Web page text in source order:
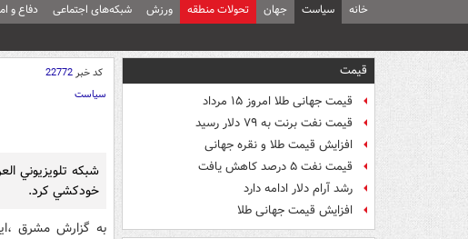
خانه سیاست جهان تحولات منطقه ورزش شبکه‌های اجتماعی دفاع و
قیمت
قیمت جهانی طلا امروز ۱۵ مرداد
قیمت نفت برنت به ۷۹ دلار رسید
افزایش قیمت طلا و نقره جهانی
قیمت نفت ۵ درصد کاهش یافت
رشد آرام دلار ادامه دارد
افزایش قیمت جهانی طلا
کد خبر22772
سیاست
شبکه تلويزيوني
خودکشي کرد.
به گزارش مشرق